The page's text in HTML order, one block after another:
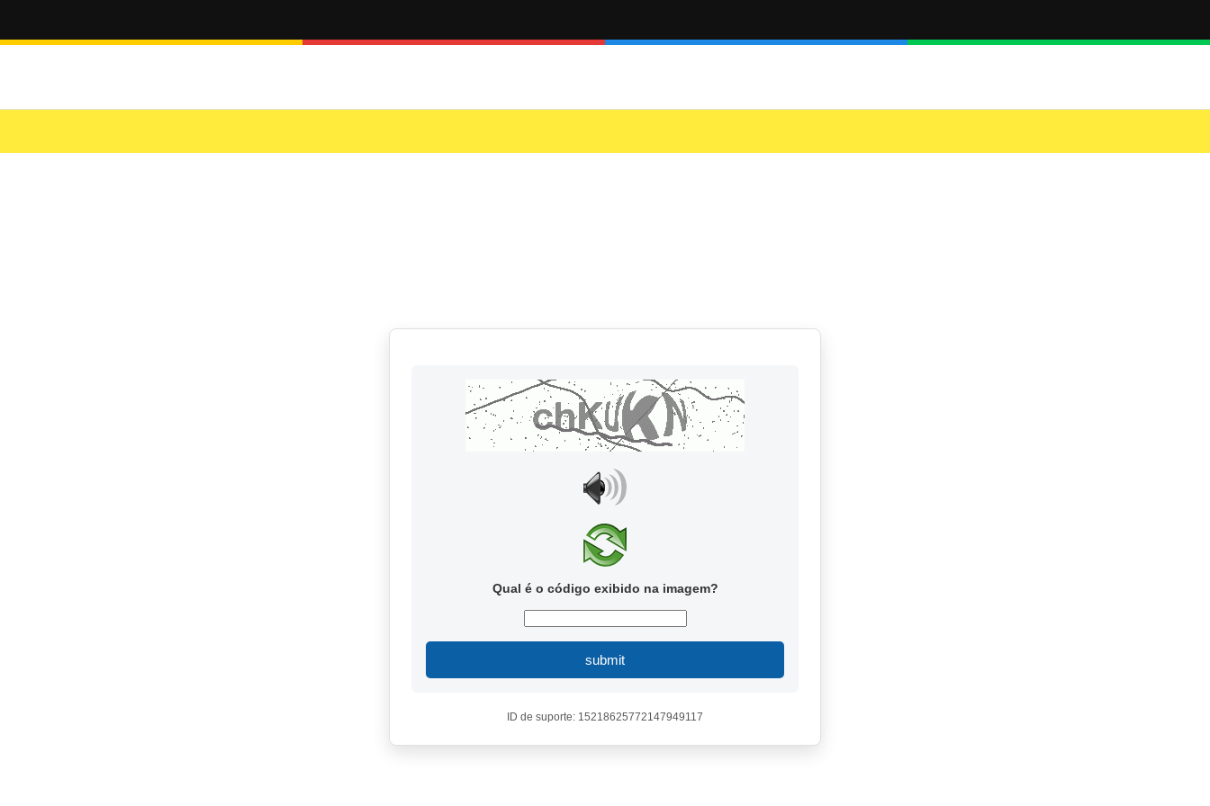
Qual é o código exibido na imagem?
submit
ID de suporte: 15218625772147949117